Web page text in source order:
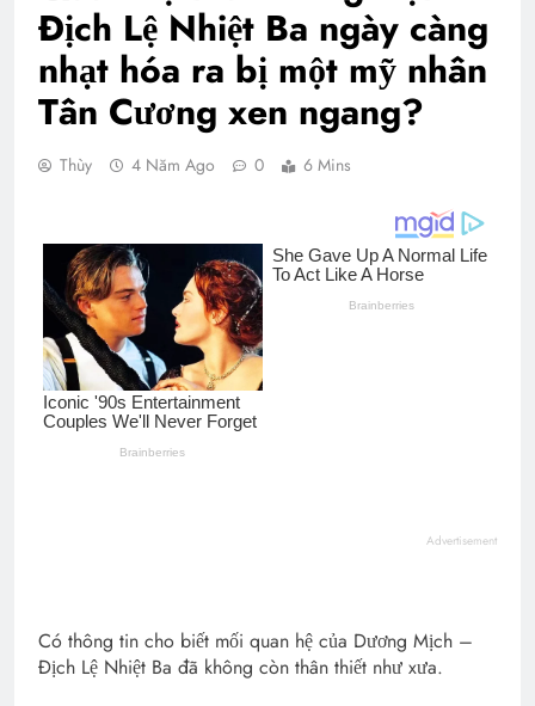
Địch Lệ Nhiệt Ba ngày càng
nhạt hóa ra bị một mỹ nhân
Tân Cương xen ngang?
Thùy 4 Năm Ago 0 6 Mins
Advertisement
Có thông tin cho biết mối quan hệ của Dương Mịch –
Địch Lệ Nhiệt Ba đã không còn thân thiết như xưa.